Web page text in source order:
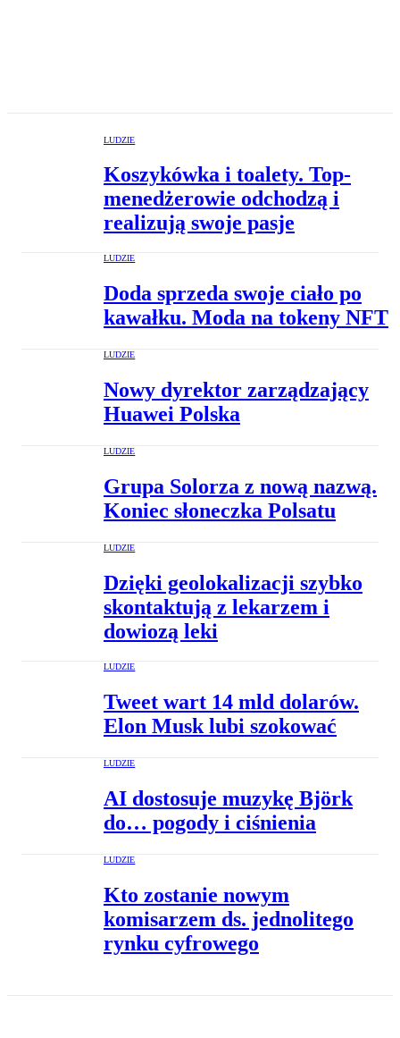
LUDZIE
Koszykówka i toalety. Top-
menedżerowie odchodzą i
realizują swoje pasje
LUDZIE
Doda sprzeda swoje ciało po
kawałku. Moda na tokeny NFT
LUDZIE
Nowy dyrektor zarządzający
Huawei Polska
LUDZIE
Grupa Solorza z nową nazwą.
Koniec słoneczka Polsatu
LUDZIE
Dzięki geolokalizacji szybko
skontaktują z lekarzem i
dowiozą leki
LUDZIE
Tweet wart 14 mld dolarów.
Elon Musk lubi szokować
LUDZIE
AI dostosuje muzykę Björk
do… pogody i ciśnienia
LUDZIE
Kto zostanie nowym
komisarzem ds. jednolitego
rynku cyfrowego